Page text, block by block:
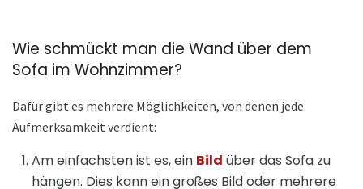
Wie schmückt man die Wand über dem
Sofa im Wohnzimmer?
Dafür gibt es mehrere Möglichkeiten, von denen jede
Aufmerksamkeit verdient:
Am einfachsten ist es, ein Bild über das Sofa zu
hängen. Dies kann ein großes Bild oder mehrere